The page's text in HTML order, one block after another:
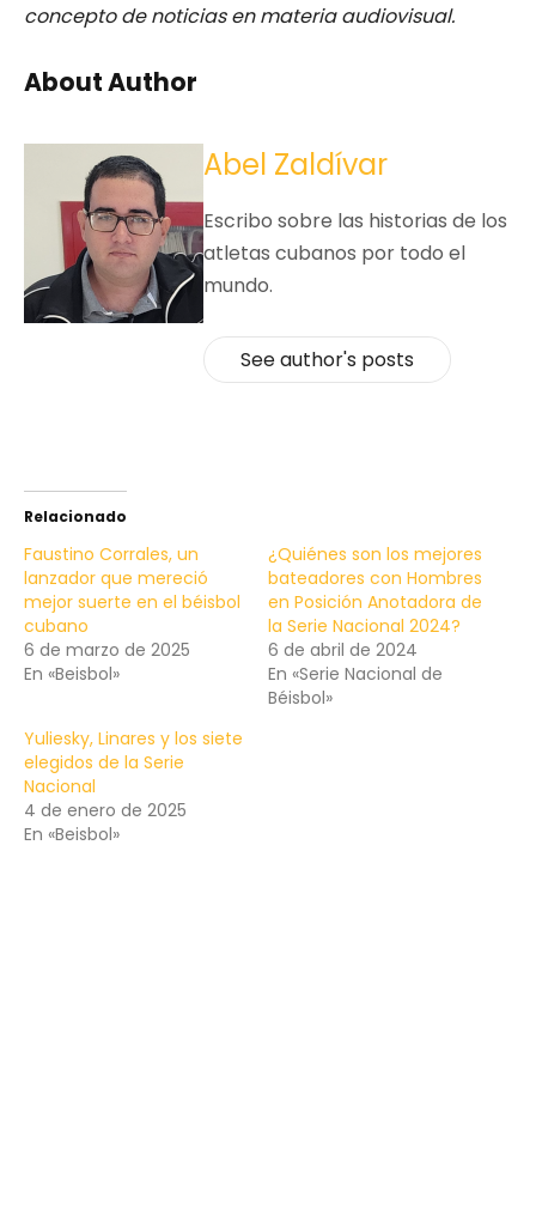
concepto de noticias en materia audiovisual.
About Author
Abel Zaldívar
Escribo sobre las historias de los
atletas cubanos por todo el
mundo.
See author's posts
Relacionado
Faustino Corrales, un
lanzador que mereció
mejor suerte en el béisbol
cubano
6 de marzo de 2025
En «Beisbol»
¿Quiénes son los mejores
bateadores con Hombres
en Posición Anotadora de
la Serie Nacional 2024?
6 de abril de 2024
En «Serie Nacional de
Béisbol»
Yuliesky, Linares y los siete
elegidos de la Serie
Nacional
4 de enero de 2025
En «Beisbol»